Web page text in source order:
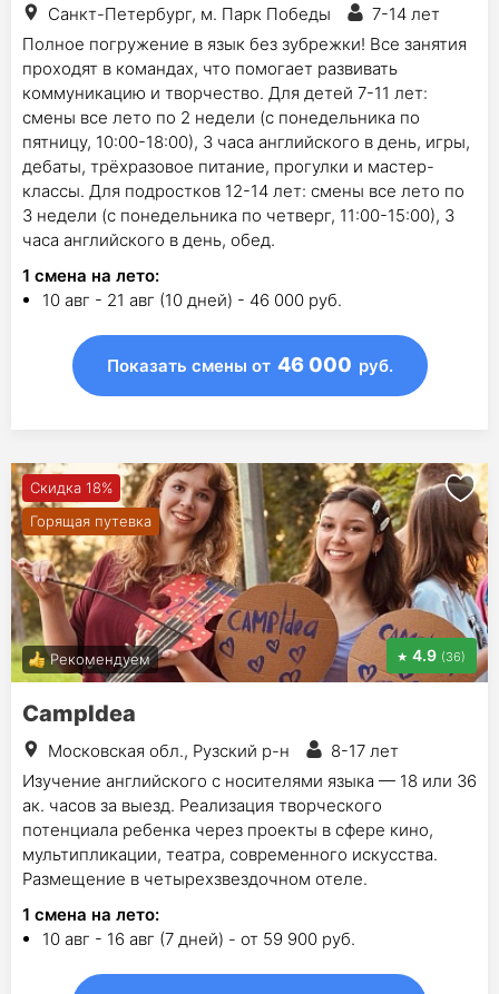
Санкт-Петербург, м. Парк Победы
7-14 лет
Полное погружение в язык без зубрежки! Все занятия
проходят в командах, что помогает развивать
коммуникацию и творчество. Для детей 7-11 лет:
смены все лето по 2 недели (с понедельника по
пятницу, 10:00-18:00), 3 часа английского в день, игры,
дебаты, трёхразовое питание, прогулки и мастер-
классы. Для подростков 12-14 лет: смены все лето по
3 недели (с понедельника по четверг, 11:00-15:00), 3
часа английского в день, обед.
1 смена на лето:
10 авг - 21 авг (10 дней) - 46 000 руб.
Показать смены от 46 000 руб.
Скидка 18%
Горящая путевка
Рекомендуем 4.9 (36)
CampIdea
Московская обл., Рузский р-н
8-17 лет
Изучение английского с носителями языка — 18 или 36
ак. часов за выезд. Реализация творческого
потенциала ребенка через проекты в сфере кино,
мультипликации, театра, современного искусства.
Размещение в четырехзвездочном отеле.
1 смена на лето:
10 авг - 16 авг (7 дней) - от 59 900 руб.